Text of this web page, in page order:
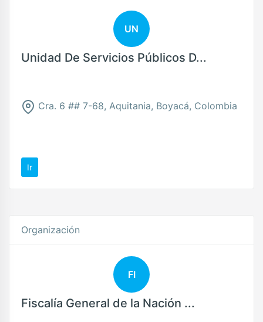
UN
Unidad De Servicios Públicos D...
Cra. 6 ## 7-68, Aquitania, Boyacá, Colombia
Ir
Organización
FI
Fiscalía General de la Nación ...